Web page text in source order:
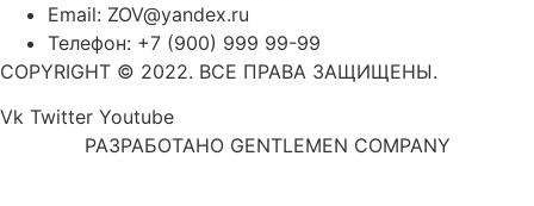
Email: ZOV@yandex.ru
Телефон: +7 (900) 999 99-99
COPYRIGHT © 2022. ВСЕ ПРАВА ЗАЩИЩЕНЫ.
Vk Twitter Youtube
РАЗРАБОТАНО GENTLEMEN COMPANY